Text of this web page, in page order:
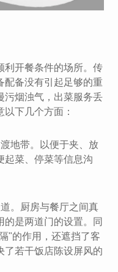
开餐条件的场所。传
配备没有引起足够的重
污烟浊气，出菜服务丢
下几个方面：
地带。以便于夹、放
起菜、停菜等信息沟
。厨房与餐厅之间真
的是两道门的设置。同
"的作用，还遮挡了客
了若干饭店陈设屏风的